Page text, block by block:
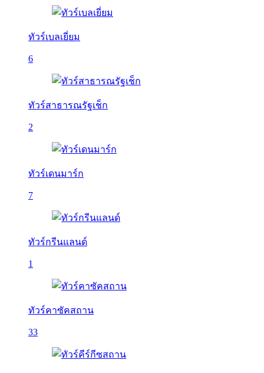
ทัวร์เบลเยี่ยม
6
ทัวร์สาธารณรัฐเช็ก
2
ทัวร์เดนมาร์ก
7
ทัวร์กรีนแลนด์
1
ทัวร์คาซัคสถาน
33